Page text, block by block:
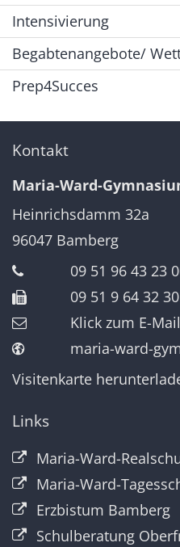
Intensivierung
Begabtenangebote/
Prep4Succes
Kontakt
Maria-Ward-
Heinrichsdamm 32a
96047 Bamberg
09 51 96 43 23
09 51 9 64 32
Klick zum E-
maria-ward-
Visitenkarte
Links
Maria-Ward-
Maria-Ward-
Erzbistum Bamberg
Schulberatung